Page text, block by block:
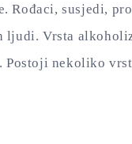
Rođaci, susjedi,
Vrsta
nekoliko